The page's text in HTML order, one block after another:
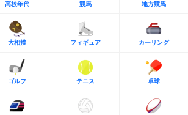
高校年代 競馬 地方競馬
大相撲 フィギュア カーリング
ゴルフ テニス 卓球